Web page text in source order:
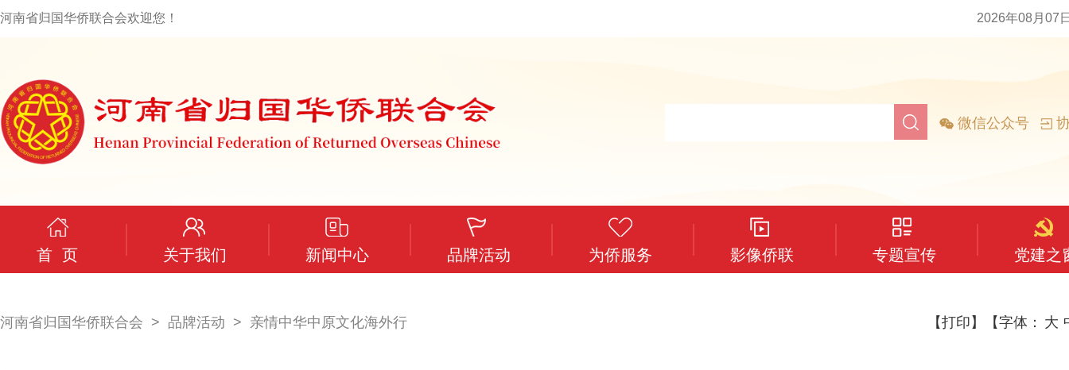
河南省归国华侨联合会欢迎您！ 2026年08月07
微信公众号
首 页 关于我们 新闻中心 品牌活动 为侨服务 影像侨联 专题宣传 党建之
河南省归国华侨联合会 品牌活动 亲情中华中原文化海外行 【打印】 【字体： 大